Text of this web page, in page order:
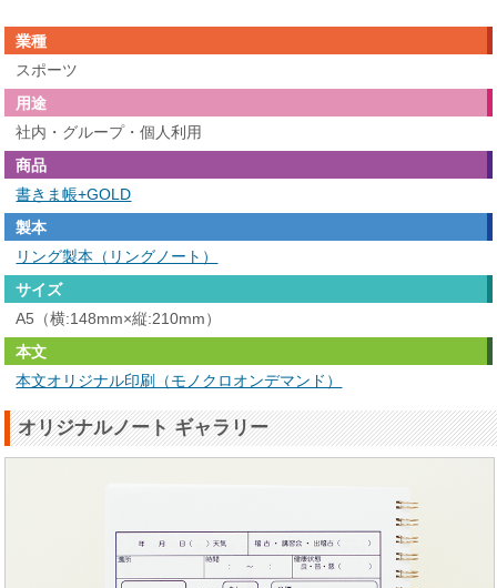
業種
スポーツ
用途
社内・グループ・個人利用
商品
書きま帳+GOLD
製本
リング製本（リングノート）
サイズ
A5（横:148mm×縦:210mm）
本文
本文オリジナル印刷（モノクロオンデマンド）
オリジナルノート ギャラリー